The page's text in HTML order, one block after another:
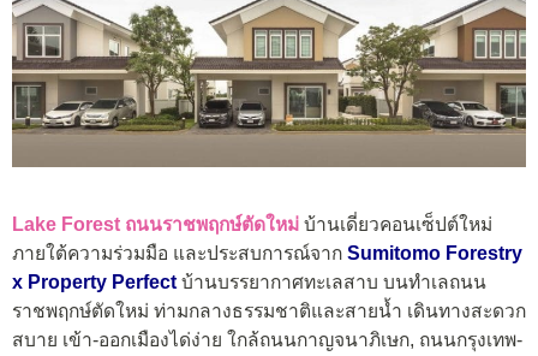
Lake Forest ถนนราชพฤกษ์ตัดใหม่ บ้านเดี่ยวคอนเซ็ปต์ใหม่
ภายใต้ความร่วมมือ และประสบการณ์จาก Sumitomo Forestry
x Property Perfect บ้านบรรยากาศทะเลสาบ บนทำเลถนน
ราชพฤกษ์ตัดใหม่ ท่ามกลางธรรมชาติและสายน้ำ เดินทางสะดวก
สบาย เข้า-ออกเมืองได่ง่าย ใกล้ถนนกาญจนาภิเษก, ถนนกรุงเทพ-